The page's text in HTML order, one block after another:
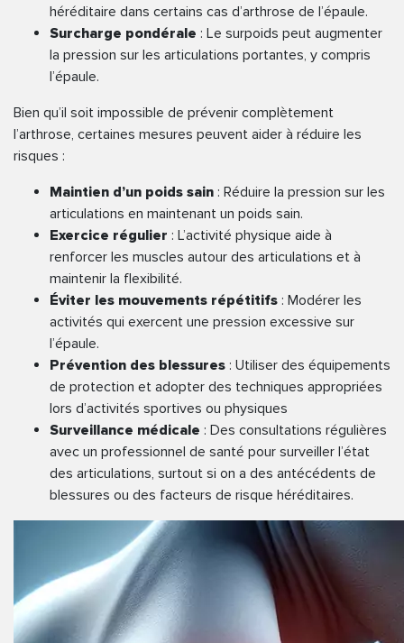
héréditaire dans certains cas d’arthrose de l’épaule.
Surcharge pondérale : Le surpoids peut augmenter
la pression sur les articulations portantes, y compris
l’épaule.
Bien qu’il soit impossible de prévenir complètement
l’arthrose, certaines mesures peuvent aider à réduire les
risques :
Maintien d’un poids sain : Réduire la pression sur les
articulations en maintenant un poids sain.
Exercice régulier : L’activité physique aide à
renforcer les muscles autour des articulations et à
maintenir la flexibilité.
Éviter les mouvements répétitifs : Modérer les
activités qui exercent une pression excessive sur
l’épaule.
Prévention des blessures : Utiliser des équipements
de protection et adopter des techniques appropriées
lors d’activités sportives ou physiques
Surveillance médicale : Des consultations régulières
avec un professionnel de santé pour surveiller l’état
des articulations, surtout si on a des antécédents de
blessures ou des facteurs de risque héréditaires.